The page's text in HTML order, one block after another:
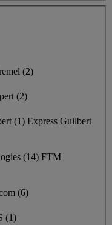
(2)
(2)
(1) Express Guilbert
(14) FTM
(6)
(1)